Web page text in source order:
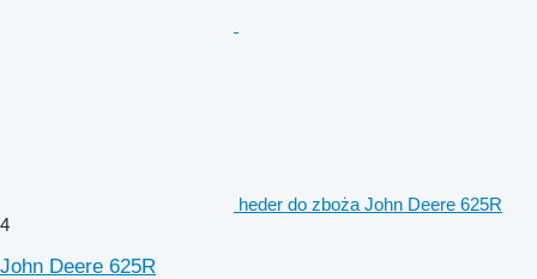
heder do zboża John Deere 625R
4
John Deere 625R